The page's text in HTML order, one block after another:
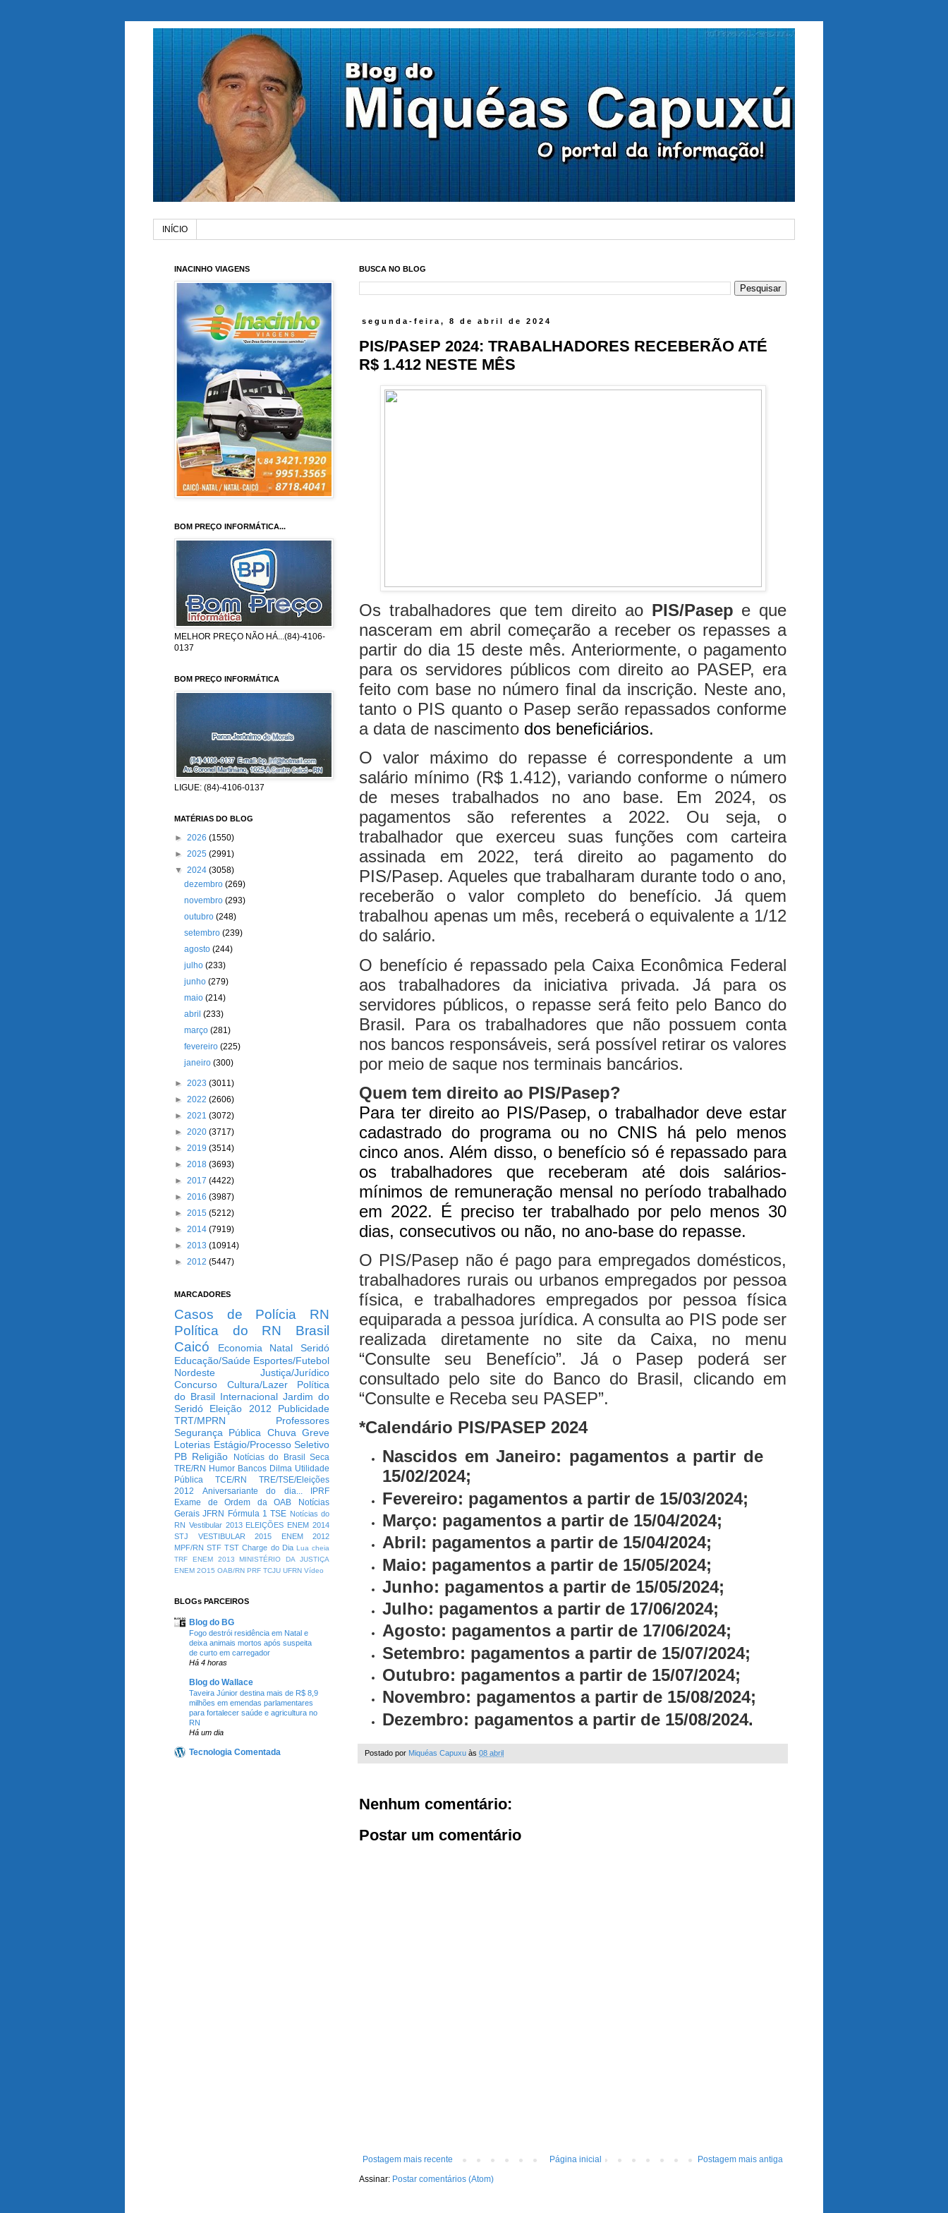
INÍCIO
BUSCA NO BLOG
segunda-feira, 8 de abril de 2024
PIS/PASEP 2024: TRABALHADORES RECEBERÃO ATÉ
R$ 1.412 NESTE MÊS
Os trabalhadores que tem direito aoPIS/Pasep e que
nasceram em abril começarão a receber os repasses a
partir do dia 15 deste mês. Anteriormente, o pagamento
para os servidores públicos com direito ao PASEP, era
feito com base no número final da inscrição. Neste ano,
tanto o PIS quanto o Pasep serão repassados conforme
a data de nascimento dos beneficiários.
O valor máximo do repasse é correspondente a um
salário mínimo (R$ 1.412), variando conforme o número
de meses trabalhados no ano base. Em 2024, os
pagamentos são referentes a 2022. Ou seja, o
trabalhador que exerceu suas funções com carteira
assinada em 2022, terá direito ao pagamento do
PIS/Pasep. Aqueles que trabalharam durante todo o ano,
receberão o valor completo do benefício. Já quem
trabalhou apenas um mês, receberá o equivalente a 1/12
do salário.
O benefício é repassado pela Caixa Econômica Federal
aos trabalhadores da iniciativa privada. Já para os
servidores públicos, o repasse será feito pelo Banco do
Brasil. Para os trabalhadores que não possuem conta
nos bancos responsáveis, será possível retirar os valores
por meio de saque nos terminais bancários.
Quem tem direito ao PIS/Pasep?
Para ter direito ao PIS/Pasep, o trabalhador deve estar
cadastrado do programa ou no CNIS há pelo menos
cinco anos. Além disso, o benefício só é repassado para
os trabalhadores que receberam até dois salários-
mínimos de remuneração mensal no período trabalhado
em 2022. É preciso ter trabalhado por pelo menos 30
dias, consecutivos ou não, no ano-base do repasse.
O PIS/Pasep não é pago para empregados domésticos,
trabalhadores rurais ou urbanos empregados por pessoa
física, e trabalhadores empregados por pessoa física
equiparada a pessoa jurídica. A consulta ao PIS pode ser
realizada diretamente no site da Caixa, no menu
“Consulte seu Benefício”. Já o Pasep poderá ser
consultado pelo site do Banco do Brasil, clicando em
“Consulte e Receba seu PASEP”.
*Calendário PIS/PASEP 2024
Nascidos em Janeiro: pagamentos a partir de
15/02/2024;
Fevereiro: pagamentos a partir de 15/03/2024;
Março: pagamentos a partir de 15/04/2024;
Abril: pagamentos a partir de 15/04/2024;
Maio: pagamentos a partir de 15/05/2024;
Junho: pagamentos a partir de 15/05/2024;
Julho: pagamentos a partir de 17/06/2024;
Agosto: pagamentos a partir de 17/06/2024;
Setembro: pagamentos a partir de 15/07/2024;
Outubro: pagamentos a partir de 15/07/2024;
Novembro: pagamentos a partir de 15/08/2024;
Dezembro: pagamentos a partir de 15/08/2024.
Postado por Miquéas Capuxu às 08 abril
Nenhum comentário:
Postar um comentário
Postagem mais recente Postagem mais antiga
Página inicial
Assinar: Postar comentários (Atom)
INACINHO VIAGENS
BOM PREÇO INFORMÁTICA...
MELHOR PREÇO NÃO HÁ...(84)-4106-
0137
BOM PREÇO INFORMÁTICA
LIGUE: (84)-4106-0137
MATÉRIAS DO BLOG
► 2026 (1550)
► 2025 (2991)
▼ 2024 (3058)
dezembro(269)
novembro(293)
outubro(248)
setembro(239)
agosto(244)
julho(233)
junho(279)
maio(214)
abril(233)
março(281)
fevereiro(225)
janeiro(300)
► 2023 (3011)
► 2022 (2606)
► 2021 (3072)
► 2020 (3717)
► 2019 (3514)
► 2018 (3693)
► 2017 (4422)
► 2016 (3987)
► 2015 (5212)
► 2014 (7919)
► 2013 (10914)
► 2012 (5447)
MARCADORES
Casos de Polícia
RN
Política do RN
Brasil
Caicó
Economia Natal
Seridó
Educação/Saúde Esportes/Futebol
Nordeste
Justiça/Jurídico
Concurso
Cultura/Lazer
Política
do Brasil Internacional Jardim do
Seridó
Eleição 2012
Publicidade
TRT/MPRN
Professores
Segurança Pública Chuva Greve
Loterias Estágio/Processo Seletivo
PB Religião Notícias do Brasil
Seca
TRE/RN Humor Bancos Dilma Utilidade
Pública
TCE/RN
TRE/TSE/Eleições
2012
Aniversariante do dia...
IPRF
Exame de Ordem da OAB
Notícias
Gerais JFRN Fórmula 1 TSE Notícias do
RN Vestibular 2013 ELEIÇÕES ENEM 2014
STJ
VESTIBULAR 2015
ENEM 2012
MPF/RN STF TST Charge do Dia Lua cheia
TRF
ENEM 2013
MINISTÉRIO DA JUSTIÇA
ENEM 2O15 OAB/RN PRF TCJU UFRN Vídeo
BLOGs PARCEIROS
Blog do BG
Fogo destrói residência em Natal e
deixa animais mortos após suspeita
de curto em carregador
Há 4 horas
Blog do Wallace
Taveira Júnior destina mais de R$ 8,9
milhões em emendas parlamentares
para fortalecer saúde e agricultura no
RN
Há um dia
Tecnologia Comentada